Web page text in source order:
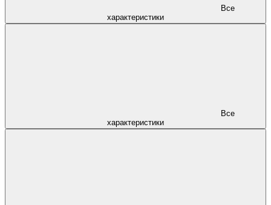
характеристики
характеристики